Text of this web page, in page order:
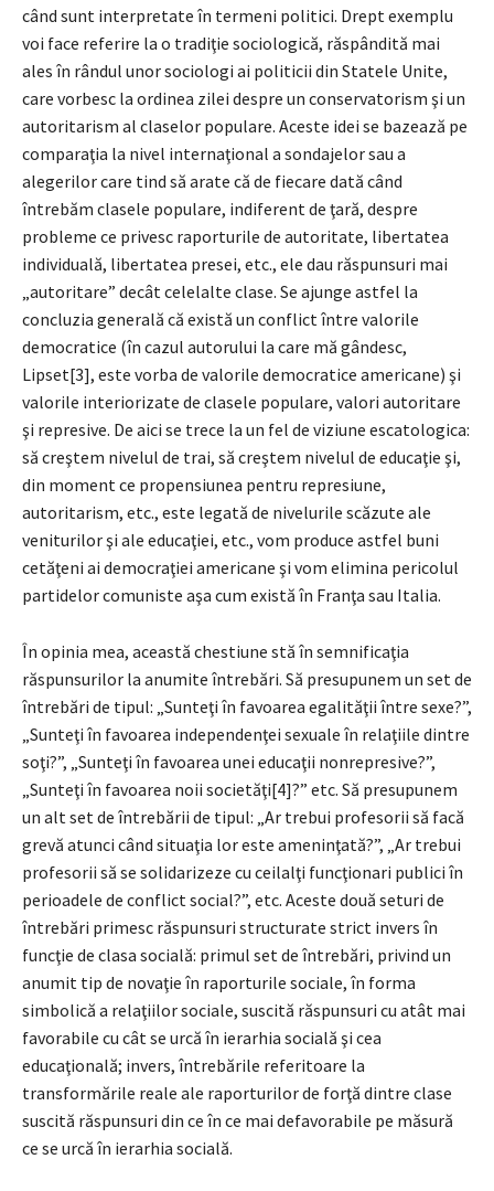
când sunt interpretate în termeni politici. Drept exemplu
voi face referire la o tradiţie sociologică, răspândită mai
ales în rândul unor sociologi ai politicii din Statele Unite,
care vorbesc la ordinea zilei despre un conservatorism şi un
autoritarism al claselor populare. Aceste idei se bazează pe
comparaţia la nivel internaţional a sondajelor sau a
alegerilor care tind să arate că de fiecare dată când
întrebăm clasele populare, indiferent de ţară, despre
probleme ce privesc raporturile de autoritate, libertatea
individuală, libertatea presei, etc., ele dau răspunsuri mai
„autoritare” decât celelalte clase. Se ajunge astfel la
concluzia generală că există un conflict între valorile
democratice (în cazul autorului la care mă gândesc,
Lipset[3], este vorba de valorile democratice americane) şi
valorile interiorizate de clasele populare, valori autoritare
şi represive. De aici se trece la un fel de viziune escatologica:
să creştem nivelul de trai, să creştem nivelul de educaţie şi,
din moment ce propensiunea pentru represiune,
autoritarism, etc., este legată de nivelurile scăzute ale
veniturilor şi ale educaţiei, etc., vom produce astfel buni
cetăţeni ai democraţiei americane şi vom elimina pericolul
partidelor comuniste aşa cum există în Franţa sau Italia.
În opinia mea, această chestiune stă în semnificaţia
răspunsurilor la anumite întrebări. Să presupunem un set de
întrebări de tipul: „Sunteţi în favoarea egalităţii între sexe?”,
„Sunteţi în favoarea independenţei sexuale în relaţiile dintre
soţi?”, „Sunteţi în favoarea unei educaţii nonrepresive?”,
„Sunteţi în favoarea noii societăţi[4]?” etc. Să presupunem
un alt set de întrebării de tipul: „Ar trebui profesorii să facă
grevă atunci când situaţia lor este ameninţată?”, „Ar trebui
profesorii să se solidarizeze cu ceilalţi funcţionari publici în
perioadele de conflict social?”, etc. Aceste două seturi de
întrebări primesc răspunsuri structurate strict invers în
funcţie de clasa socială: primul set de întrebări, privind un
anumit tip de novaţie în raporturile sociale, în forma
simbolică a relaţiilor sociale, suscită răspunsuri cu atât mai
favorabile cu cât se urcă în ierarhia socială şi cea
educaţională; invers, întrebările referitoare la
transformările reale ale raporturilor de forţă dintre clase
suscită răspunsuri din ce în ce mai defavorabile pe măsură
ce se urcă în ierarhia socială.